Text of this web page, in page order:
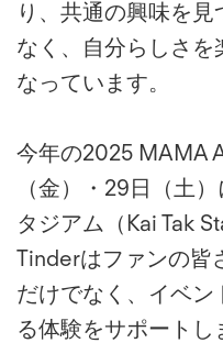
り、共通の興味を
なく、自分らしさを
なっています。
今年の2025 MAMA
（金）・29日（土
タジアム（Kai Tak
Tinderはファンの皆
だけでなく、イベン
る体験をサポートし